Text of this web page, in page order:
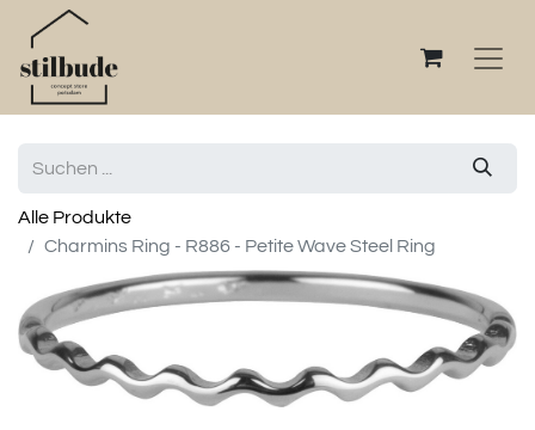
Alle Produkte
Charmins Ring - R886 - Petite Wave Steel Ring